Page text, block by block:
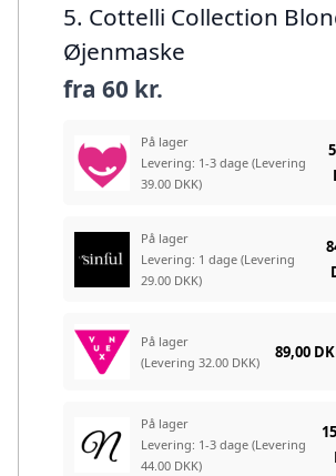
5. Cottelli Collection
Øjenmaske
fra 60 kr.
På lager
Levering: 1-3 dage (Levering
39.00 DKK)
På lager
Levering: 1 dage (Levering
29.00 DKK)
På lager
(Levering 32.00 DKK)
89,00
På lager
Levering: 1-3 dage (Levering
44.00 DKK)